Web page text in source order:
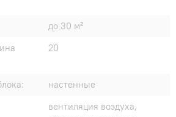
до 30 м²
20
настенные
вентиляция воздуха,